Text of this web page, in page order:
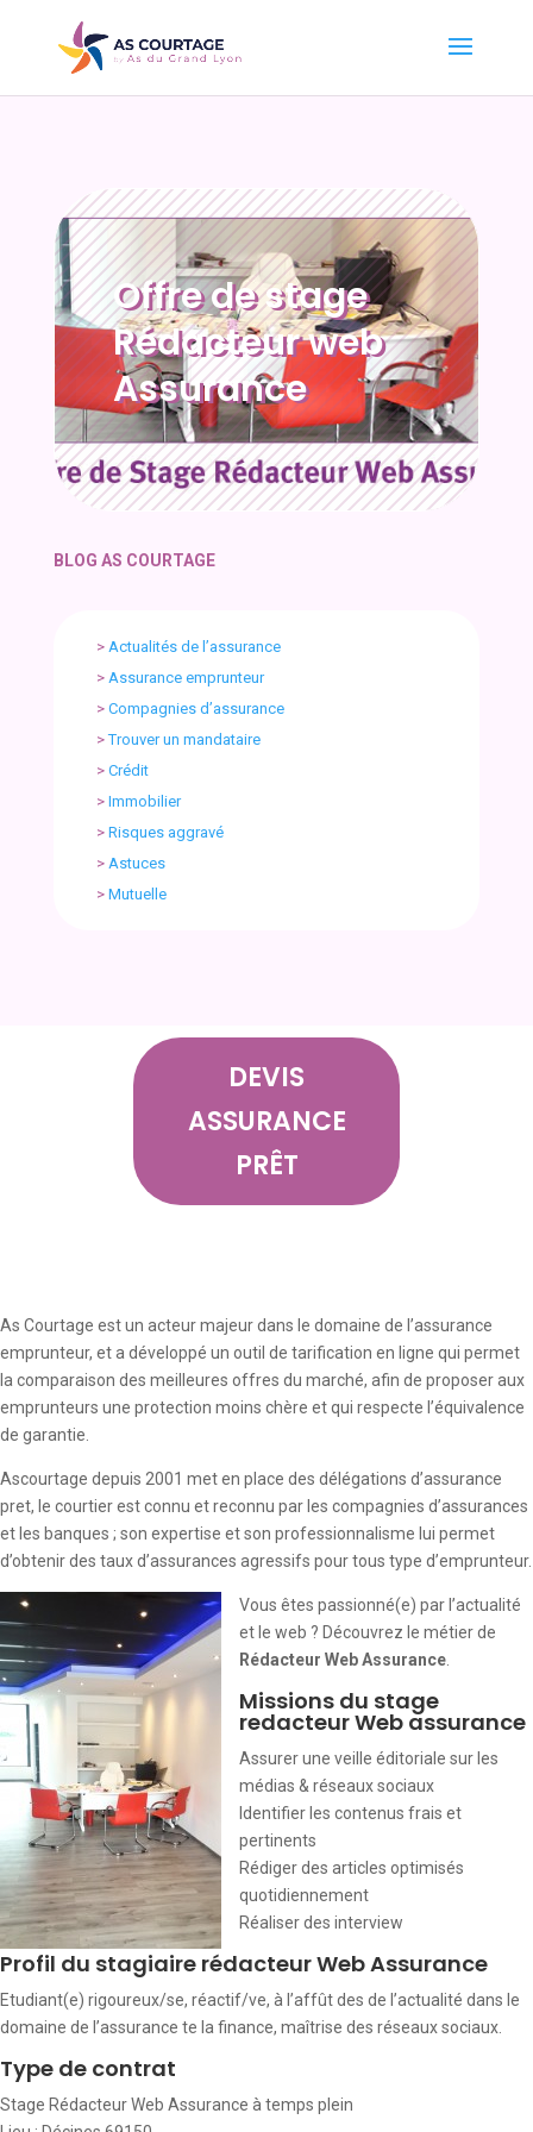
Offre de stage
Rédacteur web
Assurance
BLOG AS COURTAGE
> Actualités de l’assurance
> Assurance emprunteur
> Compagnies d’assurance
>Trouver un mandataire
> Crédit
> Immobilier
> Risques aggravé
> Astuces
> Mutuelle
DEVIS
ASSURANCE
PRÊT
As Courtage est un acteur majeur dans le domaine de l’assurance
emprunteur, et a développé un outil de tarification en ligne qui permet
la comparaison des meilleures offres du marché, afin de proposer aux
emprunteurs une protection moins chère et qui respecte l’équivalence
de garantie.
Ascourtage depuis 2001 met en place des délégations d’assurance
pret, le courtier est connu et reconnu par les compagnies d’assurances
et les banques ; son expertise et son professionnalisme lui permet
d’obtenir des taux d’assurances agressifs pour tous type d’emprunteur.
Vous êtes passionné(e) par l’actualité
et le web ? Découvrez le métier de
Rédacteur Web Assurance.
Missions du stage
redacteur Web assurance
Assurer une veille éditoriale sur les
médias & réseaux sociaux
Identifier les contenus frais et
pertinents
Rédiger des articles optimisés
quotidiennement
Réaliser des interview
Profil du stagiaire rédacteur Web Assurance
Etudiant(e) rigoureux/se, réactif/ve, à l’affût des de l’actualité dans le
domaine de l’assurance te la finance, maîtrise des réseaux sociaux.
Type de contrat
Stage Rédacteur Web Assurance à temps plein